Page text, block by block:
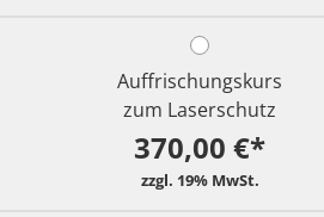
Auffrischungskurs
zum Laserschutz
370,00 €*